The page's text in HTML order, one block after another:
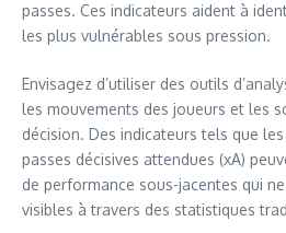
passes. Ces indicateurs aident à
les plus vulnérables sous pression.
Envisagez d’utiliser des outils
les mouvements des joueurs et les
décision. Des indicateurs tels que
passes décisives attendues (xA)
de performance sous-jacentes qui
visibles à travers des statistiques